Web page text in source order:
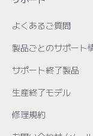
よくあるご質問
製品ごとのサポート
サポート終了製品
生産終了モデル
修理規約